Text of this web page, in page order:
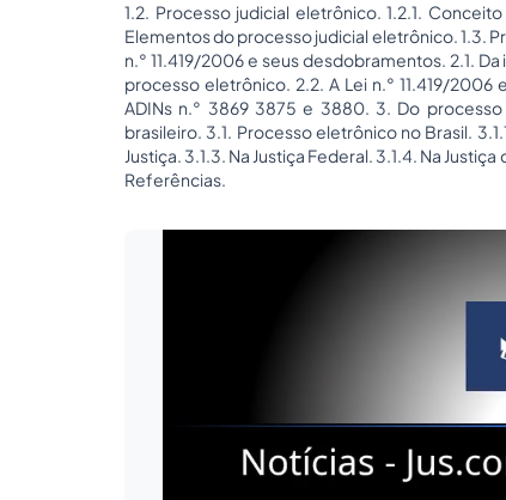
1.2. Processo judicial eletrônico. 1.2.1.
Elementos do processo judicial eletrônico. 1.3.
n.° 11.419/2006 e seus desdobramentos. 2.1.
processo eletrônico. 2.2. A Lei n.° 11.419/2006
ADINs n.° 3869 3875 e 3880. 3. Do
brasileiro. 3.1. Processo eletrônico no Brasil.
Justiça. 3.1.3. Na Justiça Federal. 3.1.4. Na
Referências.